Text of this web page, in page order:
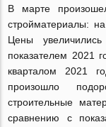
В марте
стройматериалы:
Цены
показателем 2021
кварталом 2021
произошло
строительные
сравнению с